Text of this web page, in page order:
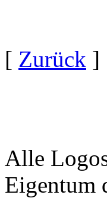
[ Zurück ]
Alle
Eigentum